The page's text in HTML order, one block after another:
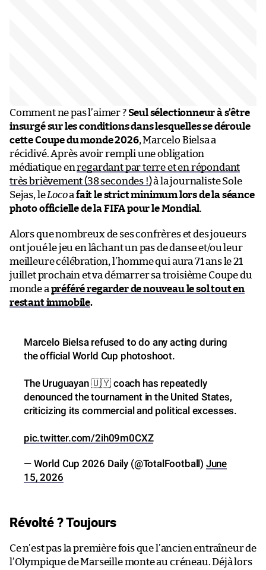
Comment ne pas l’aimer ? Seul sélectionneur à s’être
insurgé sur les conditions dans lesquelles se déroule
cette Coupe du monde 2026, Marcelo Bielsa a
récidivé. Après avoir rempli une obligation
médiatique enregardant par terre et en répondant
très brièvement (38 secondes !)à la journaliste Sole
Sejas, leLocoafait le strict minimum lors de la séance
photo officielle de la FIFA pour le Mondial.
Alors que nombreux de ses confrères et des joueurs
ont joué le jeu en lâchant un pas de danse et/ou leur
meilleure célébration, l’homme qui aura 71 ans le 21
juillet prochain et va démarrer sa troisième Coupe du
monde apréféré regarder de nouveau le sol tout en
restant immobile.
Marcelo Bielsa refused to do any acting during
the official World Cup photoshoot.
The Uruguayan 🇺🇾 coach has repeatedly
denounced the tournament in the United States,
criticizing its commercial and political excesses.
pic.twitter.com/2ih09m0CXZ
— World Cup 2026 Daily (@TotalFootball) June
15, 2026
Révolté ? Toujours
Ce n’est pas la première fois que l’ancien entraîneur de
l’Olympique de Marseille monte au créneau. Déjà lors